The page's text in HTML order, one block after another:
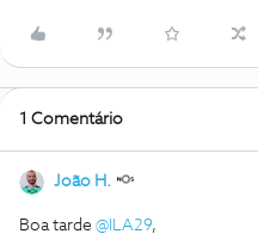
1 Comentário
João H.
Boa tarde @ILA29,